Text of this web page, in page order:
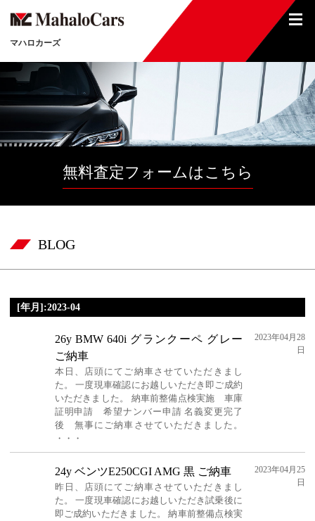
マハロカーズ
無料査定フォームはこちら
BLOG
[年月]:2023-04
26y BMW 640i グランクーペ グレー
ご納車
本日、店頭にてご納車させていただきまし
た。 一度現車確認にお越しいただき即ご成約
いただきました。 納車前整備点検実施 車庫
証明申請 希望ナンバー申請 名義変更完了
後 無事にご納車させていただきました。
・・・
2023年04月28
日
24y ベンツE250CGI AMG 黒 ご納車
昨日、店頭にてご納車させていただきまし
た。 一度現車確認にお越しいただき試乗後に
即ご成約いただきました。 納車前整備点検実
2023年04月25
日